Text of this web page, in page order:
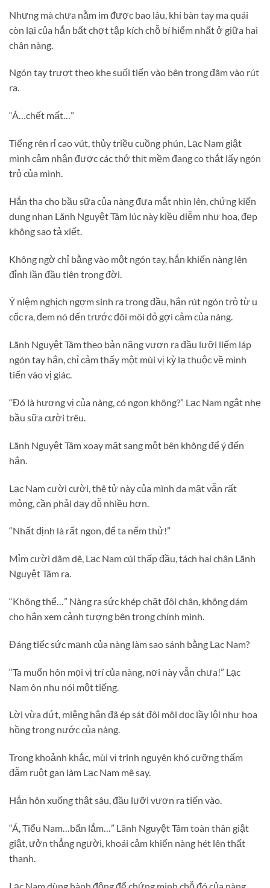
Nhưng mà chưa nằm im được bao lâu, khi bàn tay ma quái
còn lại của hắn bất chợt tập kích chỗ bí hiểm nhất ở giữa hai
chân nàng.
Ngón tay trượt theo khe suối tiến vào bên trong đâm vào rút
ra.
“Á…chết mất…”
Tiếng rên rỉ cao vút, thủy triều cuồng phún, Lạc Nam giật
mình cảm nhận được các thớ thịt mềm đang co thắt lấy ngón
trỏ của mình.
Hắn tha cho bầu sữa của nàng đưa mắt nhìn lên, chứng kiến
dung nhan Lãnh Nguyệt Tâm lúc này kiều diễm như hoa, đẹp
không sao tả xiết.
Không ngờ chỉ bằng vào một ngón tay, hắn khiến nàng lên
đỉnh lần đầu tiên trong đời.
Ý niệm nghịch ngợm sinh ra trong đầu, hắn rút ngón trỏ từ u
cốc ra, đem nó đến trước đôi môi đỏ gợi cảm của nàng.
Lãnh Nguyệt Tâm theo bản năng vươn ra đầu lưỡi liếm láp
ngón tay hắn, chỉ cảm thấy một mùi vị kỳ lạ thuộc về mình
tiến vào vị giác.
“Đó là hương vị của nàng, có ngon không?” Lạc Nam ngắt nhẹ
bầu sữa cười trêu.
Lãnh Nguyệt Tâm xoay mặt sang một bên không để ý đến
hắn.
Lạc Nam cười cười, thê tử này của mình da mặt vẫn rất
mỏng, cần phải dạy dỗ nhiều hơn.
“Nhất định là rất ngon, để ta nếm thử!”
Mỉm cười dâm dê, Lạc Nam cúi thấp đầu, tách hai chân Lãnh
Nguyệt Tâm ra.
“Không thể…” Nàng ra sức khép chặt đôi chân, không dám
cho hắn xem cảnh tượng bên trong chính mình.
Đáng tiếc sức mạnh của nàng làm sao sánh bằng Lạc Nam?
“Ta muốn hôn mọi vị trí của nàng, nơi này vẫn chưa!” Lạc
Nam ôn nhu nói một tiếng.
Lời vừa dứt, miệng hắn đã ép sát đôi môi dọc lầy lội như hoa
hồng trong nước của nàng.
Trong khoảnh khắc, mùi vị trinh nguyên khó cưỡng thấm
đẫm ruột gan làm Lạc Nam mê say.
Hắn hôn xuống thật sâu, đầu lưỡi vươn ra tiến vào.
“Á, Tiểu Nam…bẩn lắm…” Lãnh Nguyệt Tâm toàn thân giật
giật, ưởn thẳng người, khoái cảm khiến nàng hét lên thất
thanh.
Lạc Nam dùng hành động để chứng minh chỗ đó của nàng